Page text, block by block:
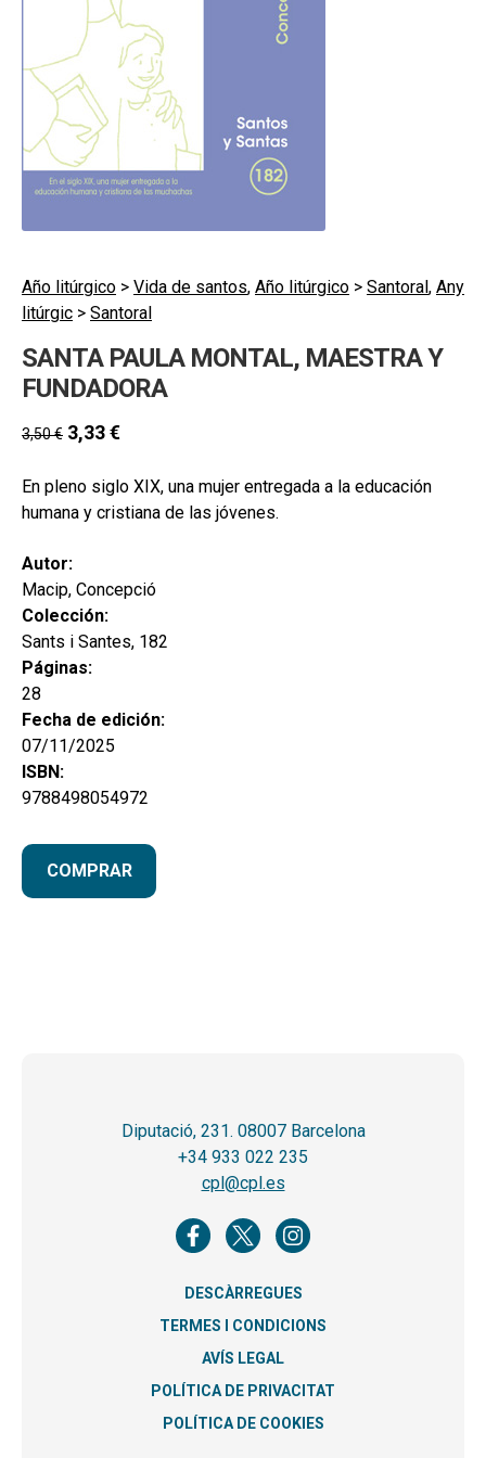
EL MEU COMPTE
CERCAR
CAT
ESP
Año litúrgico > Vida de santos, Año litúrgico > Santoral, Any
litúrgic > Santoral
SANTA PAULA MONTAL, MAESTRA Y
FUNDADORA
3,50€ 3,33€
En pleno siglo XIX, una mujer entregada a la educación
humana y cristiana de las jóvenes.
Autor:
Macip, Concepció
Colección:
Sants i Santes, 182
Páginas:
28
Fecha de edición:
07/11/2025
ISBN:
9788498054972
COMPRAR
Diputació, 231. 08007 Barcelona
+34 933 022 235
cpl@cpl.es
DESCÀRREGUES
TERMES I CONDICIONS
AVÍS LEGAL
POLÍTICA DE PRIVACITAT
POLÍTICA DE COOKIES